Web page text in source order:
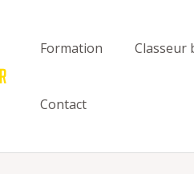
Formation Classeur
Contact